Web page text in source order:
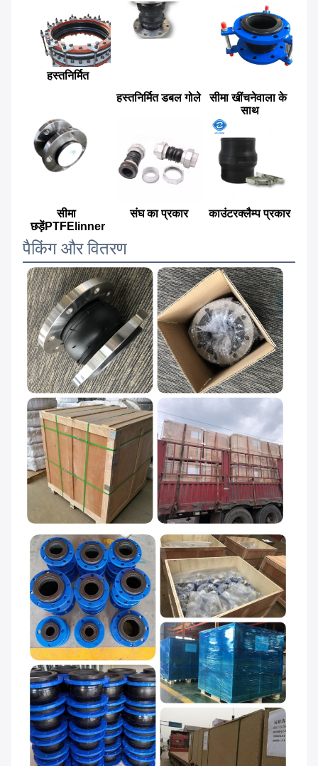
हस्तनिर्मित
हस्तनिर्मित डबल गोले
सीमा खींचनेवाला के
साथ
सीमा
छड़ेंPTFElinner
संघ का प्रकार काउंटरक्लैम्प प्रकार
पैकिंग और वितरण